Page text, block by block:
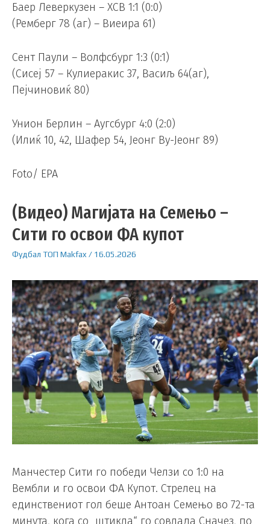
Баер Леверкузен – ХСВ 1:1 (0:0)
(Ремберг 78 (аг) – Виеира 61)
Сент Паули – Волфсбург 1:3 (0:1)
(Сисеј 57 – Кулиеракис 37, Васиљ 64(аг),
Пејчиновиќ 80)
Унион Берлин – Аугсбург 4:0 (2:0)
(Илиќ 10, 42, Шафер 54, Јеонг Ву-Јеонг 89)
Foto/ EPA
(Видео) Магијата на Семењо –
Сити го освои ФА купот
Фудбал ТОП Makfax/ 16.05.2026
Манчестер Сити го победи Челзи со 1:0 на
Вембли и го освои ФА Купот. Стрелец на
единствениот гол беше Антоан Семењо во 72-та
минута, кога со „штикла“ го совлада Сначез, по